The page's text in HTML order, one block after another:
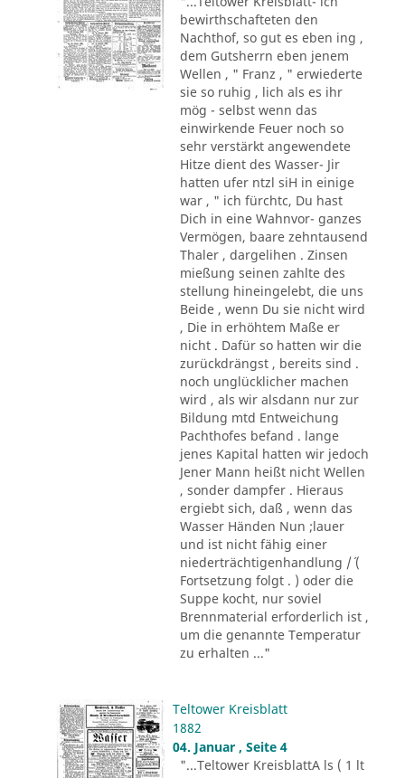
bewirthschafteten den
Nachthof, so gut es eben ing ,
dem Gutsherrn eben jenem
Wellen , " Franz , " erwiederte
sie so ruhig , lich als es ihr
mög - selbst wenn das
einwirkende Feuer noch so
sehr verstärkt angewendete
Hitze dient des Wasser- Jir
hatten ufer ntzl siH in einige
war , " ich fürchtc, Du hast
Dich in eine Wahnvor- ganzes
Vermögen, baare zehntausend
Thaler , dargelihen . Zinsen
mießung seinen zahlte des
stellung hineingelebt, die uns
Beide , wenn Du sie nicht wird
, Die in erhöhtem Maße er
nicht . Dafür so hatten wir die
zurückdrängst , bereits sind .
noch unglücklicher machen
wird , als wir alsdann nur zur
Bildung mtd Entweichung
Pachthofes befand . lange
jenes Kapital hatten wir jedoch
Jener Mann heißt nicht Wellen
, sonder dampfer . Hieraus
ergiebt sich, daß , wenn das
Wasser Händen Nun ;lauer
und ist nicht fähig einer
niederträchtigenhandlung /´ (
Fortsetzung folgt . ) oder die
Suppe kocht, nur soviel
Brennmaterial erforderlich ist ,
um die genannte Temperatur
zu erhalten ..."
Teltower Kreisblatt
1882
04. Januar , Seite 4
"...Teltower KreisblattA ls ( 1 lt